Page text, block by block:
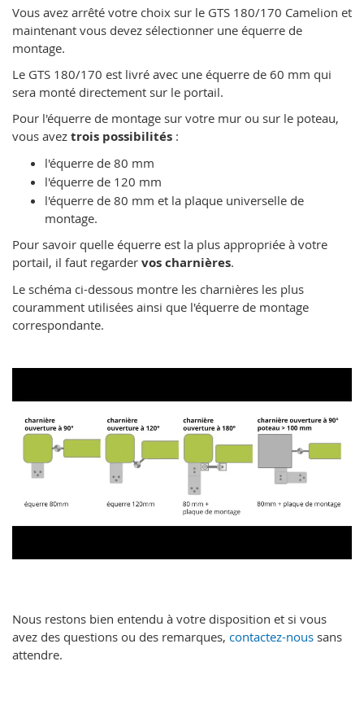
Vous avez arrêté votre choix sur le GTS 180/170 Camelion et
maintenant vous devez sélectionner une équerre de
montage.
Le GTS 180/170 est livré avec une équerre de 60 mm qui
sera monté directement sur le portail.
Pour l'équerre de montage sur votre mur ou sur le poteau,
vous avez trois possibilités :
l'équerre de 80 mm
l'équerre de 120 mm
l'équerre de 80 mm et la plaque universelle de
montage.
Pour savoir quelle équerre est la plus appropriée à votre
portail, il faut regarder vos charnières.
Le schéma ci-dessous montre les charnières les plus
couramment utilisées ainsi que l'équerre de montage
correspondante.
Nous restons bien entendu à votre disposition et si vous
avez des questions ou des remarques, contactez-nous sans
attendre.